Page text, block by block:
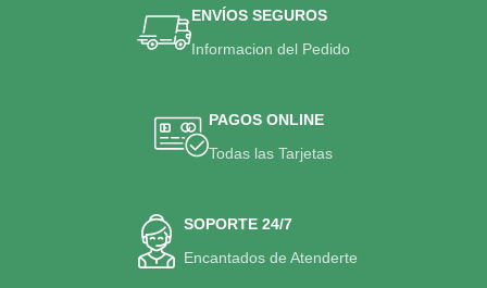
ENVÍOS SEGUROS
Informacion del Pedido
PAGOS ONLINE
Todas las Tarjetas
SOPORTE 24/7
Encantados de Atenderte